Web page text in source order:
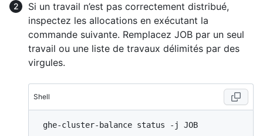
Si un travail n’est pas correctement distribué,
inspectez les allocations en exécutant la
commande suivante. Remplacez JOB par un seul
travail ou une liste de travaux délimités par des
virgules.
Shell